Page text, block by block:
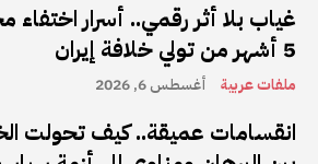
غياب بلا أثر رقمي.. أسرار
5 أشهر من تولي خلافة إيران
ملفات عربية أغسطس 6, 2026
انقسامات عميقة.. كيف تحولت